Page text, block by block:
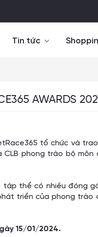
Tin tức
AWARDS
tổ chức và
CLB phong trào bộ môn
tập thể có nhiều đóng
triển của phong trào
15/01/2024.